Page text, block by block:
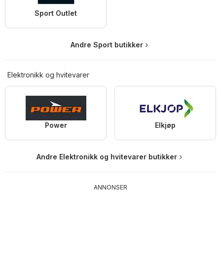
Sport Outlet
Andre Sport butikker
Elektronikk og hvitevarer
Power Elkjøp
Andre Elektronikk og hvitevarer butikker
ANNONSER